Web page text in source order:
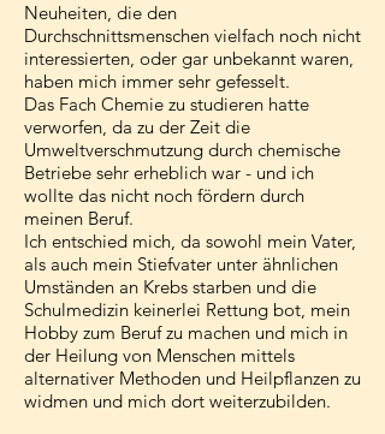
Neuheiten, die den
Durchschnittsmenschen vielfach noch nicht
interessierten, oder gar unbekannt waren,
haben mich immer sehr gefesselt.
Das Fach Chemie zu studieren hatte
verworfen, da zu der Zeit die
Umweltverschmutzung durch chemische
Betriebe sehr erheblich war - und ich
wollte das nicht noch fördern durch
meinen Beruf.
Ich entschied mich, da sowohl mein Vater,
als auch mein Stiefvater unter ähnlichen
Umständen an Krebs starben und die
Schulmedizin keinerlei Rettung bot, mein
Hobby zum Beruf zu machen und mich in
der Heilung von Menschen mittels
alternativer Methoden und Heilpflanzen zu
widmen und mich dort weiterzubilden.